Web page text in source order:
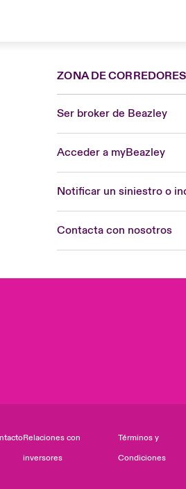
ZONA DE CORREDORES
Ser broker de Beazley
Acceder a myBeazley
Notificar un siniestro o
Contacta con nosotros
Relaciones con
inversores
Términos y
Condiciones